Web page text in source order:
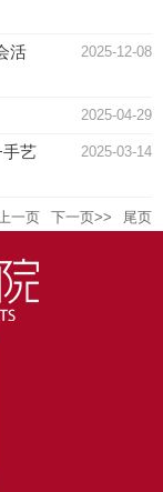
活
2025-12-08
2025-04-29
手艺
2025-03-14
一页 下一页>> 尾页